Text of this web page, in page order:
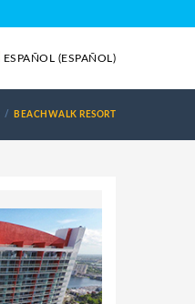
ESPAÑOL (ESPAÑOL )
BEACHWALK RESORT